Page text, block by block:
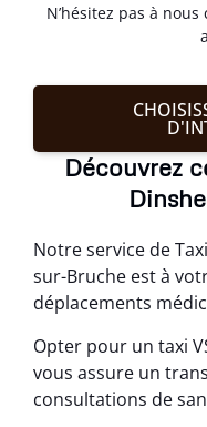
N’hésitez pas à
Découvrez
Notre service de
sur-Bruche est à
déplacements
Opter pour un taxi
vous assure un
consultations de